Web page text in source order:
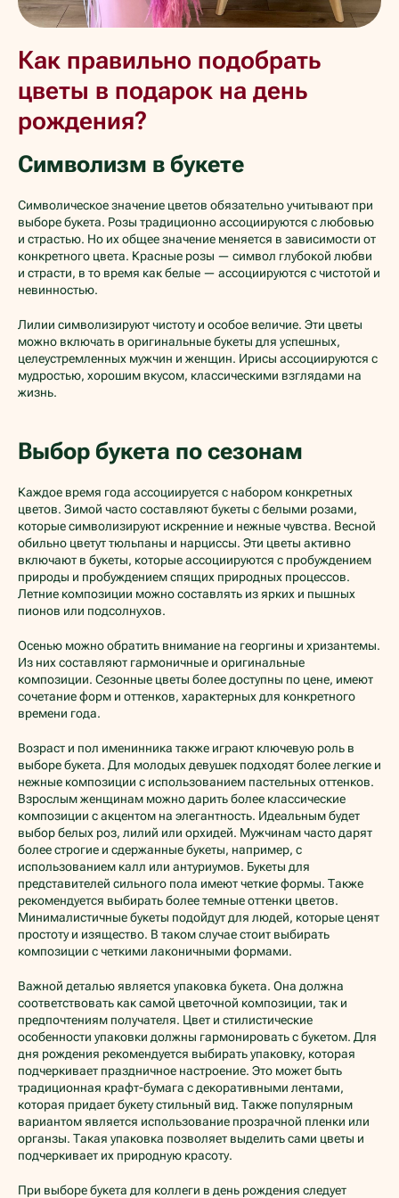
Как правильно подобрать
цветы в подарок на день
рождения?
Символизм в букете
Символическое значение цветов обязательно учитывают при
выборе букета. Розы традиционно ассоциируются с любовью
и страстью. Но их общее значение меняется в зависимости от
конкретного цвета. Красные розы — символ глубокой любви
и страсти, в то время как белые — ассоциируются с чистотой и
невинностью.
Лилии символизируют чистоту и особое величие. Эти цветы
можно включать в оригинальные букеты для успешных,
целеустремленных мужчин и женщин. Ирисы ассоциируются с
мудростью, хорошим вкусом, классическими взглядами на
жизнь.
Выбор букета по сезонам
Каждое время года ассоциируется с набором конкретных
цветов. Зимой часто составляют букеты с белыми розами,
которые символизируют искренние и нежные чувства. Весной
обильно цветут тюльпаны и нарциссы. Эти цветы активно
включают в букеты, которые ассоциируются с пробуждением
природы и пробуждением спящих природных процессов.
Летние композиции можно составлять из ярких и пышных
пионов или подсолнухов.
Осенью можно обратить внимание на георгины и хризантемы.
Из них составляют гармоничные и оригинальные
композиции. Сезонные цветы более доступны по цене, имеют
сочетание форм и оттенков, характерных для конкретного
времени года.
Возраст и пол именинника также играют ключевую роль в
выборе букета. Для молодых девушек подходят более легкие и
нежные композиции с использованием пастельных оттенков.
Взрослым женщинам можно дарить более классические
композиции с акцентом на элегантность. Идеальным будет
выбор белых роз, лилий или орхидей. Мужчинам часто дарят
более строгие и сдержанные букеты, например, с
использованием калл или антуриумов. Букеты для
представителей сильного пола имеют четкие формы. Также
рекомендуется выбирать более темные оттенки цветов.
Минималистичные букеты подойдут для людей, которые ценят
простоту и изящество. В таком случае стоит выбирать
композиции с четкими лаконичными формами.
Важной деталью является упаковка букета. Она должна
соответствовать как самой цветочной композиции, так и
предпочтениям получателя. Цвет и стилистические
особенности упаковки должны гармонировать с букетом. Для
дня рождения рекомендуется выбирать упаковку, которая
подчеркивает праздничное настроение. Это может быть
традиционная крафт-бумага с декоративными лентами,
которая придает букету стильный вид. Также популярным
вариантом является использование прозрачной пленки или
органзы. Такая упаковка позволяет выделить сами цветы и
подчеркивает их природную красоту.
При выборе букета для коллеги в день рождения следует